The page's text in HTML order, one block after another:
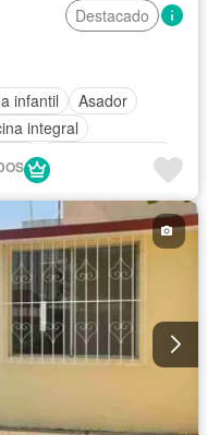
Destacado
infantil
Asador
integral
Estacionamiento
Vista panorámica